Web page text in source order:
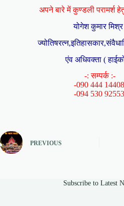
अपने बारे में कुण्डली परामर्श
योगेश कुमार मिश्र
एंव अधिवक्ता (
-: सम्पर्क :-
-090 444 14408
-094 530 92553
PREVIOUS
Subscribe to Latest